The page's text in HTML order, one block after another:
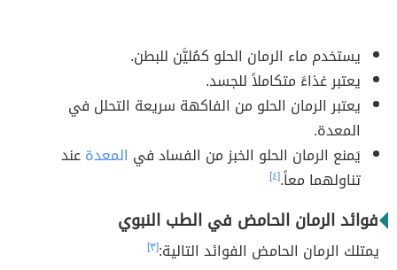
يستخدم ماء الرمان الحلو كمُليَّن للبطن.
يعتبر غذاءً متكاملاً للجسد.
يعتبر الرمان الحلو من الفاكهة سريعة التحلل في
المعدة.
يَمنع الرمان الحلو الخبز من الفساد في المعدةعند
تناولهما معاً.[٤]
فوائد الرمان الحامض في الطب النبوي
يمتلك الرمان الحامض الفوائد التالية:[٣]